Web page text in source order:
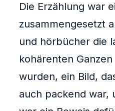
Die Erzählung war
zusammengesetzt
und hörbücher die
kohärenten
wurden, ein Bild,
auch packend war,